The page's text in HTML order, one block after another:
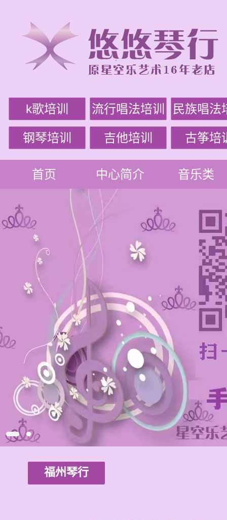
k歌培训 流行唱法培训 民族唱法
钢琴培训 吉他培训 古筝培
首页 中心简介 音乐类
福州琴行